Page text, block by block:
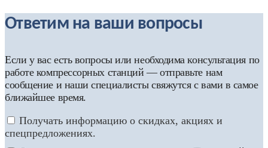
Ответим на ваши вопросы
Если у вас есть вопросы или необходима консультация по
работе компрессорных станций — отправьте нам
сообщение и наши специалисты свяжутся с вами в самое
ближайшее время.
Получать информацию о скидках, акциях и
спецпредложениях.